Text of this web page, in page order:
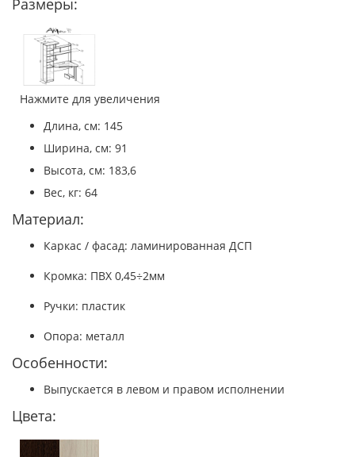
Нажмите для увеличения
Длина, см: 145
Ширина, см: 91
Высота, см: 183,6
Вес, кг: 64
Материал:
Каркас / фасад: ламинированная ДСП
Кромка: ПВХ 0,45÷2мм
Ручки: пластик
Опора: металл
Особенности:
Выпускается в левом и правом исполнении
Цвета: